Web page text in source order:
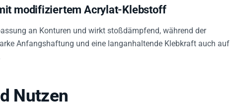
modifiziertem Acrylat-Klebstoff
an Konturen und wirkt stoßdämpfend, während der
Anfangshaftung und eine langanhaltende Klebkraft auch auf
Nutzen